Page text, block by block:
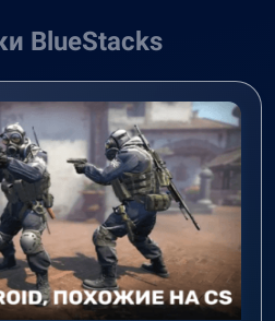
BlueStacks